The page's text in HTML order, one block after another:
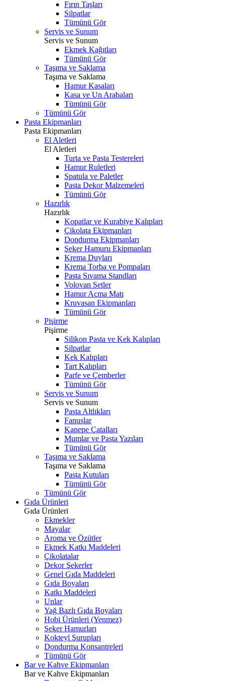
Fırın Taşları
Silpatlar
Tümünü Gör
Servis ve Sunum
Servis ve Sunum
Ekmek Kağıtları
Tümünü Gör
Taşıma ve Saklama
Taşıma ve Saklama
Hamur Kasaları
Kasa ve Un Arabaları
Tümünü Gör
Tümünü Gör
Pasta Ekipmanları
Pasta Ekipmanları
El Aletleri
El Aletleri
Turta ve Pasta Testereleri
Hamur Ruletleri
Spatula ve Paletler
Pasta Dekor Malzemeleri
Tümünü Gör
Hazırlık
Hazırlık
Kopatlar ve Kurabiye Kalıpları
Çikolata Ekipmanları
Dondurma Ekipmanları
Şeker Hamuru Ekipmanları
Krema Duyları
Krema Torba ve Pompaları
Pasta Sıvama Standları
Volovan Setler
Hamur Açma Matı
Kruvasan Ekipmanları
Tümünü Gör
Pişirme
Pişirme
Silikon Pasta ve Kek Kalıpları
Silpatlar
Kek Kalıpları
Tart Kalıpları
Parfe ve Çemberler
Tümünü Gör
Servis ve Sunum
Servis ve Sunum
Pasta Altlıkları
Fanuslar
Kanepe Çatalları
Mumlar ve Pasta Yazıları
Tümünü Gör
Taşıma ve Saklama
Taşıma ve Saklama
Pasta Kutuları
Tümünü Gör
Tümünü Gör
Gıda Ürünleri
Gıda Ürünleri
Ekmekler
Mayalar
Aroma ve Özütler
Ekmek Katkı Maddeleri
Çikolatalar
Dekor Şekerler
Genel Gıda Maddeleri
Gıda Boyaları
Katkı Maddeleri
Unlar
Yağ Bazlı Gıda Boyaları
Hobi Ürünleri (Yenmez)
Şeker Hamurları
Kokteyl Şurupları
Dondurma Konsantreleri
Tümünü Gör
Bar ve Kahve Ekipmanları
Bar ve Kahve Ekipmanları